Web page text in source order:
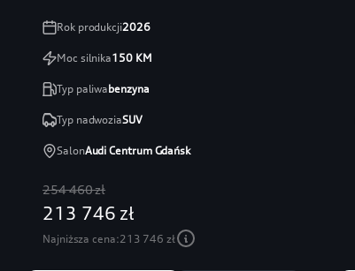
Rok produkcji2026
Moc silnika150KM
Typ paliwabenzyna
Typ nadwoziaSUV
SalonAudi Centrum Gdańsk
254 460 zł
213 746 zł
Najniższa cena:213 746 zł